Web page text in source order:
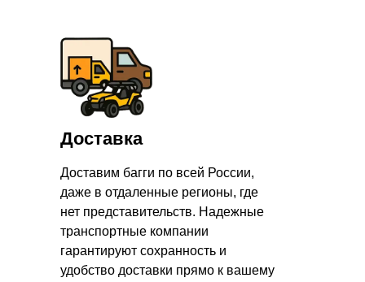
Доставка
Доставим багги по всей России,
даже в отдаленные регионы, где
нет представительств. Надежные
транспортные компании
гарантируют сохранность и
удобство доставки прямо к вашему